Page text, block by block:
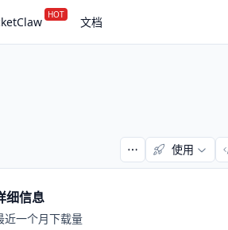
HOT 文档
使用
细信息
近一个月下载量